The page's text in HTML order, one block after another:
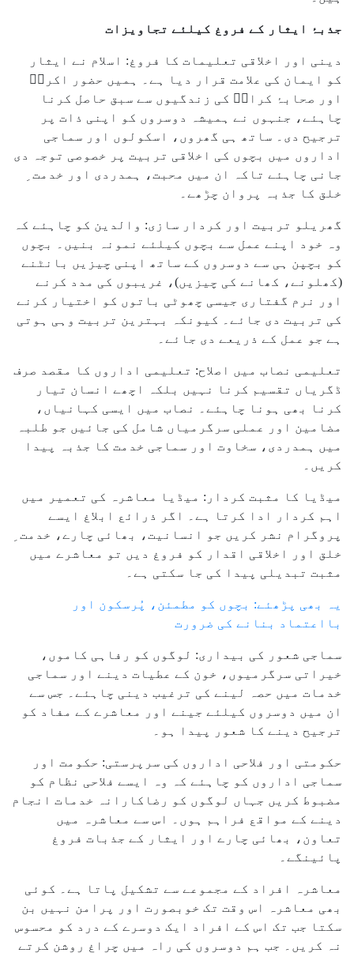
جذبۂ ایثار کے فروغ کیلئے تجاویزات
دینی اور اخلاقی تعلیمات کا فروغ: اسلام نے ایثار
کو ایمان کی علامت قرار دیا ہے۔ ہمیں حضور اکرمؐ
اور صحابۂ کرامؓ کی زندگیوں سے سبق حاصل کرنا
چاہئے، جنہوں نے ہمیشہ دوسروں کو اپنی ذات پر
ترجیح دی۔ ساتھ ہی گھروں، اسکولوں اور سماجی
اداروں میں بچوں کی اخلاقی تربیت پر خصوصی توجہ دی
جانی چاہئے تاکہ ان میں محبت، ہمدردی اور خدمت ِ
خلق کا جذبہ پروان چڑھے۔
گھریلو تربیت اور کردار سازی: والدین کو چاہئے کہ
وہ خود اپنے عمل سے بچوں کیلئے نمونہ بنیں۔ بچوں
کو بچپن ہی سے دوسروں کے ساتھ اپنی چیزیں بانٹنے
(کھلونے، کھانے کی چیزیں)، غریبوں کی مدد کرنے
اور نرم گفتاری جیسی چھوٹی باتوں کو اختیار کرنے
کی تربیت دی جائے۔ کیونکہ بہترین تربیت وہی ہوتی
ہے جو عمل کے ذریعے دی جائے۔
تعلیمی نصاب میں اصلاح: تعلیمی اداروں کا مقصد صرف
ڈگریاں تقسیم کرنا نہیں بلکہ اچھے انسان تیار
کرنا بھی ہونا چاہئے۔ نصاب میں ایسی کہانیاں،
مضامین اور عملی سرگرمیاں شامل کی جائیں جو طلبہ
میں ہمدردی، سخاوت اور سماجی خدمت کا جذبہ پیدا
کریں۔
میڈیا کا مثبت کردار: میڈیا معاشرہ کی تعمیر میں
اہم کردار ادا کرتا ہے۔ اگر ذرائع ابلاغ ایسے
پروگرام نشر کریں جو انسانیت، بھائی چارے، خدمت ِ
خلق اور اخلاقی اقدار کو فروغ دیں تو معاشرے میں
مثبت تبدیلی پیدا کی جا سکتی ہے۔
یہ بھی پڑھئے: بچوں کو مطمئن، پُرسکون اور
بااعتماد بنانے کی ضرورت
سماجی شعور کی بیداری: لوگوں کو رفاہی کاموں،
خیراتی سرگرمیوں، خون کے عطیات دینے اور سماجی
خدمات میں حصہ لینے کی ترغیب دینی چاہئے۔ جس سے
ان میں دوسروں کیلئے جینے اور معاشرے کے مفاد کو
ترجیح دینے کا شعور پیدا ہو۔
حکومتی اور فلاحی اداروں کی سرپرستی: حکومت اور
سماجی اداروں کو چاہئے کہ وہ ایسے فلاحی نظام کو
مضبوط کریں جہاں لوگوں کو رضاکارانہ خدمات انجام
دینے کے مواقع فراہم ہوں۔ اس سے معاشرہ میں
تعاون، بھائی چارے اور ایثار کے جذبات فروغ
پائینگے۔
معاشرہ افراد کے مجموعے سے تشکیل پاتا ہے۔ کوئی
بھی معاشرہ اس وقت تک خوبصورت اور پرامن نہیں بن
سکتا جب تک اس کے افراد ایک دوسرے کے درد کو محسوس
نہ کریں۔ جب ہم دوسروں کی راہ میں چراغ روشن کرتے